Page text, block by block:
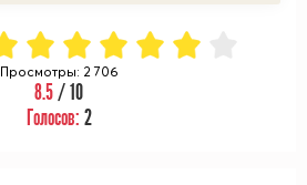
Просмотры: 2 706
8.5/ 10
Голосов: 2